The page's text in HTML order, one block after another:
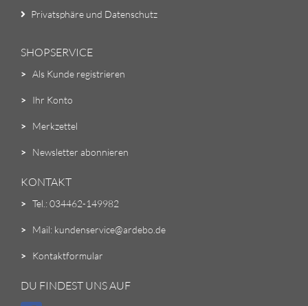
Privatsphäre und Datenschutz
SHOPSERVICE
> Als Kunde registrieren
> Ihr Konto
> Merkzettel
> Newsletter abonnieren
KONTAKT
> Tel.: 034462-149982
> Mail: kundenservice@ardebo.de
> Kontaktformular
DU FINDEST UNS AUF